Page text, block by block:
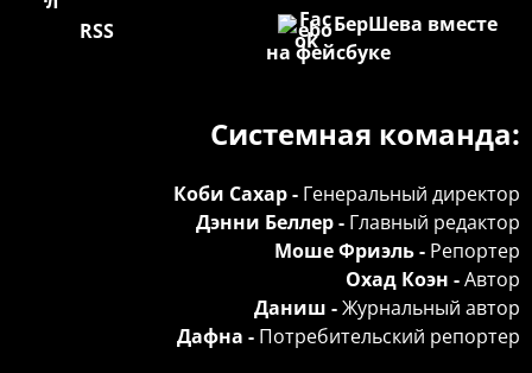
БерШева вместе
на фейсбуке
RSS
Системная команда:
Коби Сахар - Генеральный директор
Дэнни Беллер - Главный редактор
Моше Фриэль - Репортер
Охад Коэн -Автор
Даниш -Журнальный автор
Дафна - Потребительский репортер